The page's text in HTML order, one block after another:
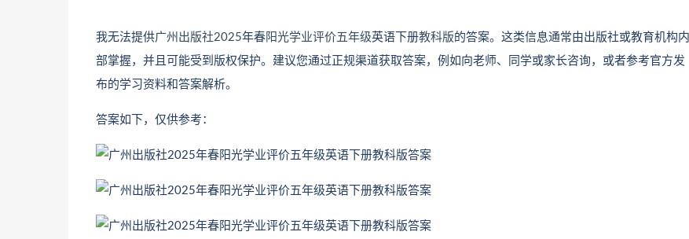
我无法提供广州出版社2025年春 阳光学业评价五年级英语下册教科版 的答案。这类信息通常由出版社或教育机构内
部掌握，并且可能受到版权保护。建议您通过正规渠道获取答案，例如向老师、同学或家长咨询，或者参考官方发
布的学习资料和答案解析。
答案如下，仅供参考：